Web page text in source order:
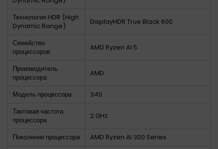
Технология HDR (High
Dynamic Range)
DisplayHDR True Black 600
Семейство
процессоров
AMD Ryzen AI 5
Производитель
процессора
AMD
Модель процессора
340
Тактовая частота
процессора
2 GHz
Поколение процессора
AMD Ryzen AI 300 Series